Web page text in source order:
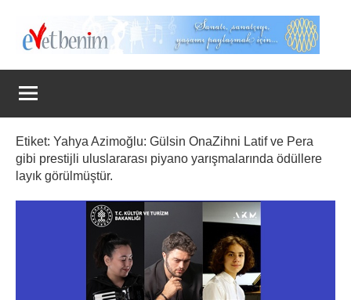
Evet
Benim
Etiket: Yahya Azimoğlu: Gülsin OnaZihni Latif ve Pera
gibi prestijli uluslararası piyano yarışmalarında ödüllere
layık görülmüştür.